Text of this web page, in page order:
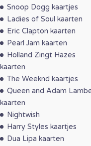
Snoop Dogg kaartjes
Ladies of Soul kaarten
Eric Clapton kaarten
Pearl Jam kaarten
Holland Zingt Hazes
kaarten
The Weeknd kaartjes
Queen and Adam
kaarten
Nightwish
Harry Styles kaartjes
Dua Lipa kaarten